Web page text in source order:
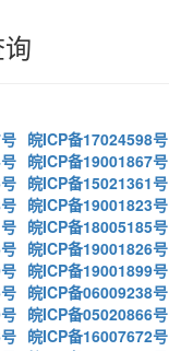
皖ICP备17024598号
皖ICP备19001867号
皖ICP备15021361号
皖ICP备19001823号
皖ICP备18005185号
皖ICP备19001826号
皖ICP备19001899号
皖ICP备06009238号
皖ICP备05020866号
皖ICP备16007672号